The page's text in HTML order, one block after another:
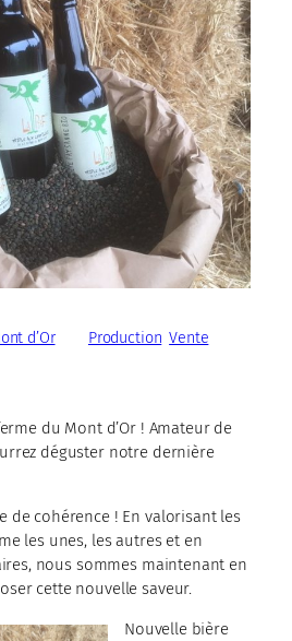
d’Ordans Production , Vente
du Mont d’Or ! Amateur de
déguster notre dernière
de cohérence ! En valorisant les
les unes, les autres et en
nous sommes maintenant en
cette nouvelle saveur.
Nouvelle bière